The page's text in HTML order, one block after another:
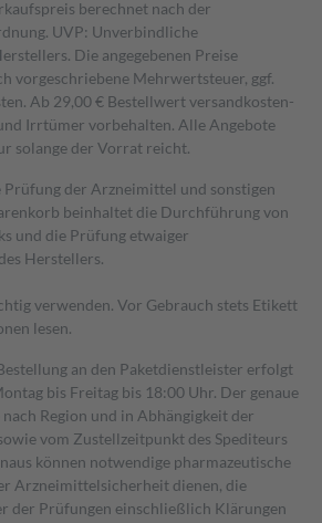
berechnet nach der
UVP: Unverbindliche
Die angegebenen Preise
vorgeschriebene Mehrwertsteuer, ggf.
Ab 29,00 € Bestell­wert versand­kosten­
Irrtümer vorbehalten. Alle Angebote
solange der Vorrat reicht.
Prüfung der Arzneimittel und sonstigen
beinhaltet die Durchführung von
und die Prüfung etwaiger
Herstellers.
verwenden. Vor Gebrauch stets Etikett
lesen.
an den Paketdienstleister erfolgt
bis Freitag bis 18:00 Uhr. Der genaue
Region und in Abhängigkeit der
vom Zustellzeitpunkt des Spediteurs
können notwendige pharmazeutische
Arzneimittelsicherheit dienen, die
der Prüfungen einschließlich Klärungen